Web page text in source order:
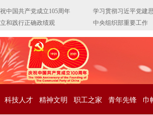
科技人才 精神文明 职工之家 青年先锋 巾